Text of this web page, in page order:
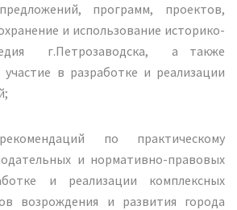
программ, проектов,
и использование историко-
г.Петрозаводска, а также
в разработке и реализации
по практическому
и нормативно-правовых
и реализации комплексных
возрождения и развития города